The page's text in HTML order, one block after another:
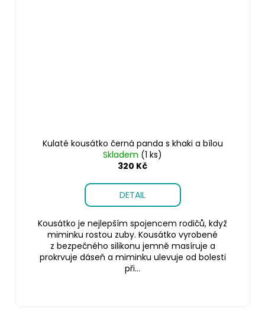
Kulaté kousátko černá panda s khaki a bílou
Skladem (1 ks)
320 Kč
DETAIL
Kousátko je nejlepším spojencem rodičů, když
miminku rostou zuby. Kousátko vyrobené
z bezpečného silikonu jemně masíruje a
prokrvuje dáseň a miminku ulevuje od bolesti
při...